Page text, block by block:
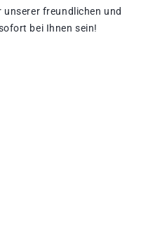
unserer freundlichen und
bei Ihnen sein!